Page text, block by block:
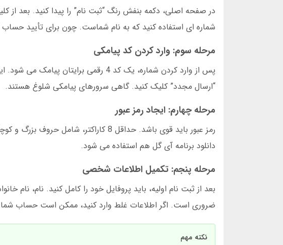
در صفحه اصلی، دکمه بنفش رنگ “ثبت نام” را پیدا کنید. بعد از
شماره ای استفاده کنید که به نام شماست. چون برای تأیید
مرحله سوم: وارد کردن کد پیامکی
پس از وارد کردن شماره، یک کد 4 رقمی
“ارسال مجدد” کلیک کنید. گاهی سرورهای پیامکی شلوغ هستند.
مرحله چهارم: ایجاد رمز عبور
رمز عبور باید قوی باشد. حداقل 8
دانلود برنامه آی گل هم استفاده می شود.
مرحله پنجم: تکمیل اطلاعات شخصی
بعد از ثبت نام اولیه، باید پروفایل خود را کامل کنید. نام، نام
ضروری است. اگر اطلاعات غلط وارد کنید، ممکن است حساب
نکته مهم